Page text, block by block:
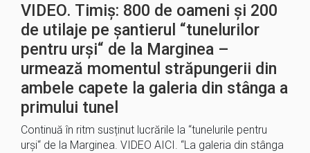
VIDEO. Timiș: 800 de oameni și 200
de utilaje pe șantierul “tunelurilor
pentru urși“ de la Marginea –
urmează momentul străpungerii din
ambele capete la galeria din stânga a
primului tunel
Continuă în ritm susținut lucrările la “tunelurile pentru
urși“ de la Marginea. VIDEO AICI. “La galeria din stânga